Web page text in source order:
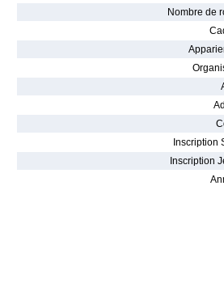
Nombre de
Inscription
Inscription